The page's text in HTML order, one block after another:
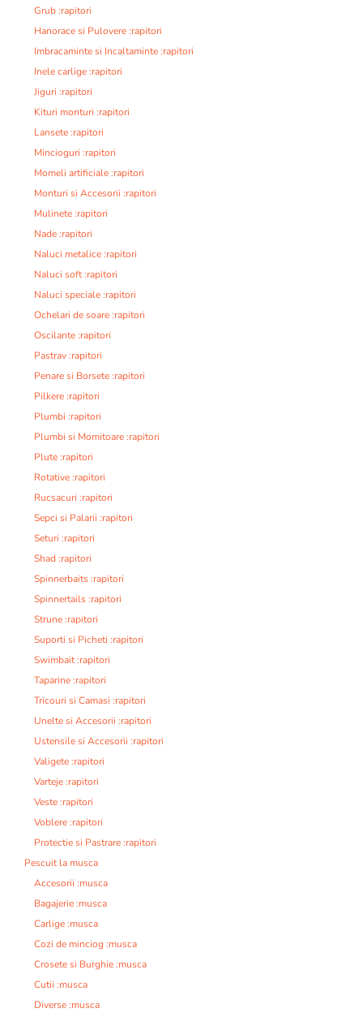
Grub :rapitori
Hanorace si Pulovere :rapitori
Imbracaminte si Incaltaminte :rapitori
Inele carlige :rapitori
Jiguri :rapitori
Kituri monturi :rapitori
Lansete :rapitori
Mincioguri :rapitori
Momeli artificiale :rapitori
Monturi si Accesorii :rapitori
Mulinete :rapitori
Nade :rapitori
Naluci metalice :rapitori
Naluci soft :rapitori
Naluci speciale :rapitori
Ochelari de soare :rapitori
Oscilante :rapitori
Pastrav :rapitori
Penare si Borsete :rapitori
Pilkere :rapitori
Plumbi :rapitori
Plumbi si Momitoare :rapitori
Plute :rapitori
Rotative :rapitori
Rucsacuri :rapitori
Sepci si Palarii :rapitori
Seturi :rapitori
Shad :rapitori
Spinnerbaits :rapitori
Spinnertails :rapitori
Strune :rapitori
Suporti si Picheti :rapitori
Swimbait :rapitori
Taparine :rapitori
Tricouri si Camasi :rapitori
Unelte si Accesorii :rapitori
Ustensile si Accesorii :rapitori
Valigete :rapitori
Varteje :rapitori
Veste :rapitori
Voblere :rapitori
Protectie si Pastrare :rapitori
Pescuit la musca
Accesorii :musca
Bagajerie :musca
Carlige :musca
Cozi de minciog :musca
Crosete si Burghie :musca
Cutii :musca
Diverse :musca